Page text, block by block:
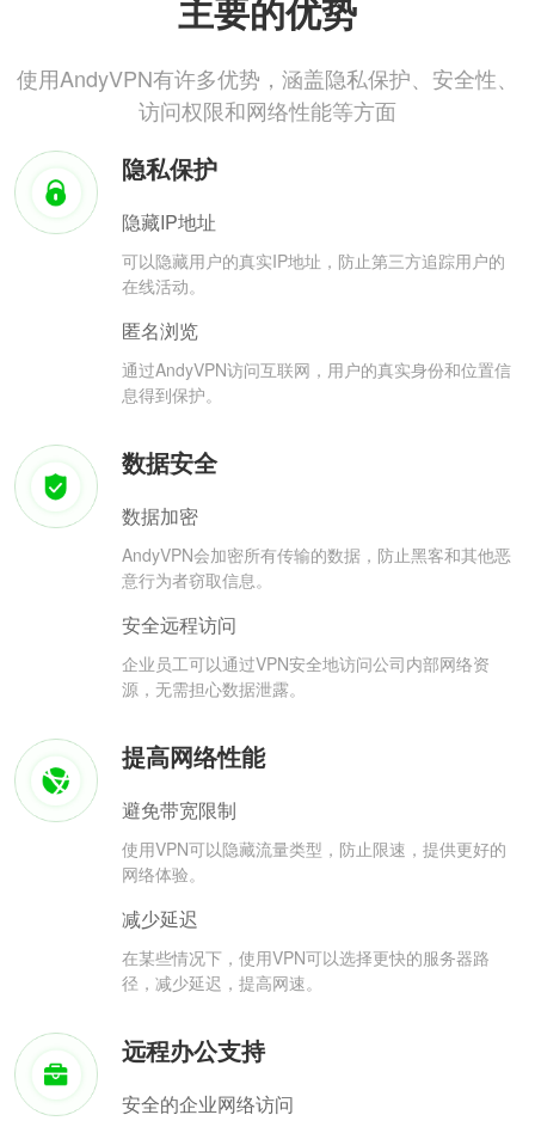
主要的优势
使用AndyVPN有许多优势，涵盖隐私保护、安全性、
访问权限和网络性能等方面
隐私保护
隐藏IP地址
可以隐藏用户的真实IP地址，防止第三方追踪用户的
在线活动。
匿名浏览
通过AndyVPN访问互联网，用户的真实身份和位置信
息得到保护。
数据安全
数据加密
AndyVPN会加密所有传输的数据，防止黑客和其他恶
意行为者窃取信息。
安全远程访问
企业员工可以通过VPN安全地访问公司内部网络资
源，无需担心数据泄露。
提高网络性能
避免带宽限制
使用VPN可以隐藏流量类型，防止限速，提供更好的
网络体验。
减少延迟
在某些情况下，使用VPN可以选择更快的服务器路
径，减少延迟，提高网速。
远程办公支持
安全的企业网络访问